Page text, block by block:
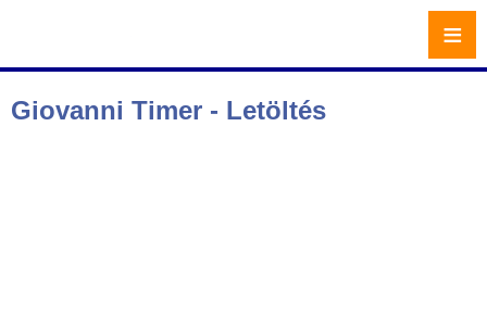
Giovanni Timer - Letöltés
≡